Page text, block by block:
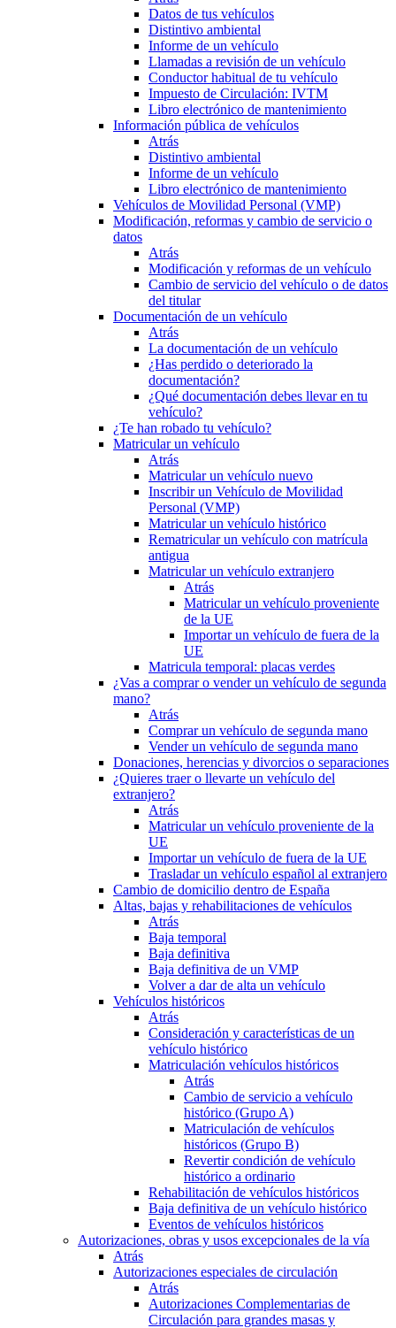
Datos de tus vehículos
Distintivo ambiental
Informe de un vehículo
Llamadas a revisión de un vehículo
Conductor habitual de tu vehículo
Impuesto de Circulación: IVTM
Libro electrónico de mantenimiento
Información pública de vehículos
Atrás
Distintivo ambiental
Informe de un vehículo
Libro electrónico de mantenimiento
Vehículos de Movilidad Personal (VMP)
Modificación, reformas y cambio de servicio o
datos
Atrás
Modificación y reformas de un vehículo
Cambio de servicio del vehículo o de datos
del titular
Documentación de un vehículo
Atrás
La documentación de un vehículo
¿Has perdido o deteriorado la
documentación?
¿Qué documentación debes llevar en tu
vehículo?
¿Te han robado tu vehículo?
Matricular un vehículo
Atrás
Matricular un vehículo nuevo
Inscribir un Vehículo de Movilidad
Personal (VMP)
Matricular un vehículo histórico
Rematricular un vehículo con matrícula
antigua
Matricular un vehículo extranjero
Atrás
Matricular un vehículo proveniente
de la UE
Importar un vehículo de fuera de la
UE
Matricula temporal: placas verdes
¿Vas a comprar o vender un vehículo de segunda
mano?
Atrás
Comprar un vehículo de segunda mano
Vender un vehículo de segunda mano
Donaciones, herencias y divorcios o separaciones
¿Quieres traer o llevarte un vehículo del
extranjero?
Atrás
Matricular un vehículo proveniente de la
UE
Importar un vehículo de fuera de la UE
Trasladar un vehículo español al extranjero
Cambio de domicilio dentro de España
Altas, bajas y rehabilitaciones de vehículos
Atrás
Baja temporal
Baja definitiva
Baja definitiva de un VMP
Volver a dar de alta un vehículo
Vehículos históricos
Atrás
Consideración y características de un
vehículo histórico
Matriculación vehículos históricos
Atrás
Cambio de servicio a vehículo
histórico (Grupo A)
Matriculación de vehículos
históricos (Grupo B)
Revertir condición de vehículo
histórico a ordinario
Rehabilitación de vehículos históricos
Baja definitiva de un vehículo histórico
Eventos de vehículos históricos
Autorizaciones, obras y usos excepcionales de la vía
Atrás
Autorizaciones especiales de circulación
Atrás
Autorizaciones Complementarias de
Circulación para grandes masas y